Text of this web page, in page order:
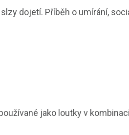
dojetí. Příběh o umírání,
jako loutky v